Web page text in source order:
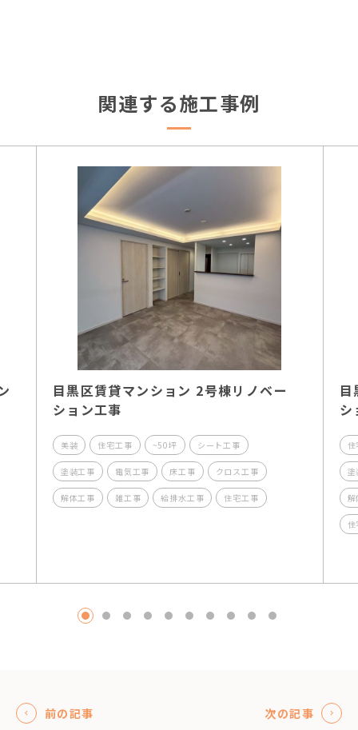
関連する施工事例
目黒区賃貸マンション 2号棟リノベー
ション工事
美装 住宅工事 ~50坪 シート工事
塗装工事 電気工事 床工事 クロス工事
解体工事 雑工事 給排水工事 住宅工事
シ
住
塗
解
住
1
2 3 4 5 6 7 8
前の記事 次の記事